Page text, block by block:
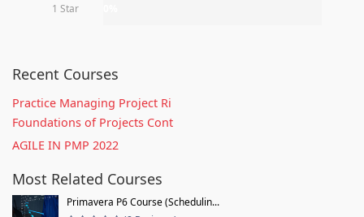
1 Star
Recent Courses
Practice Managing Project Ri
Foundations of Projects Cont
AGILE IN PMP 2022
Most Related Courses
Primavera P6 Course (Schedulin...